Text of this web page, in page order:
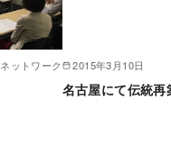
ネットワーク 2015年3月10日
名古屋にて伝統再